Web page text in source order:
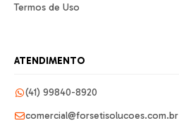
Termos de Uso
ATENDIMENTO
(41) 99840-8920
comercial@forsetisolucoes.com.br